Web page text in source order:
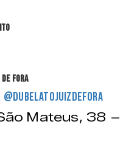
Fora
@dubelatojuizdefora
Mateus, 38